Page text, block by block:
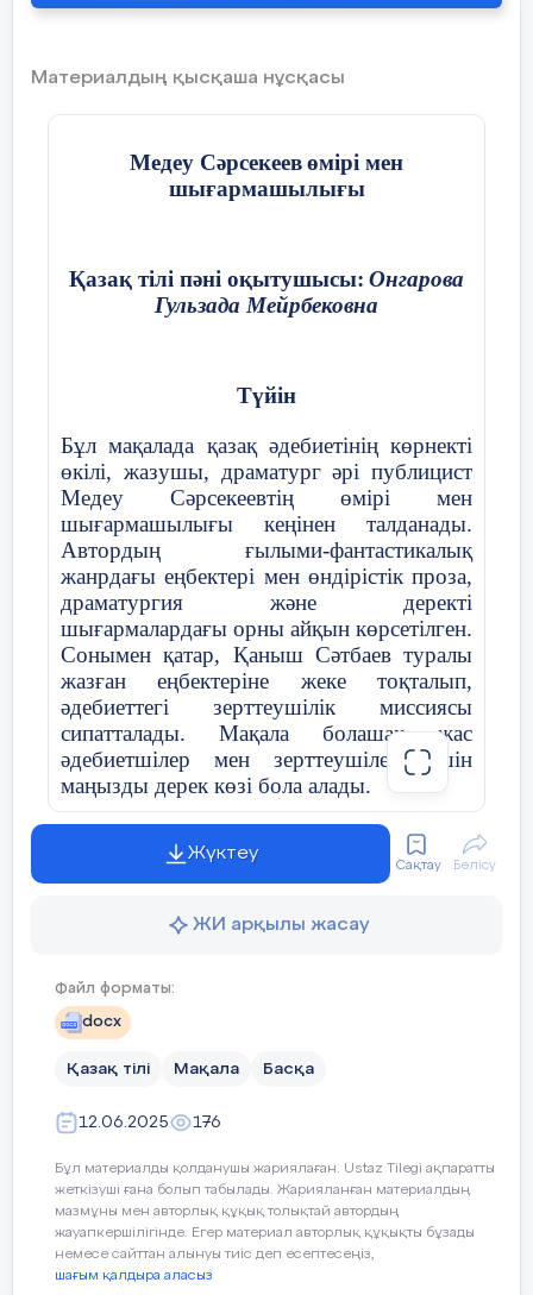
Материалдың қысқаша нұсқасы
Медеу Сәрсекеевөмірі мен
шығармашылығы
Қазақ тілі пәні оқытушысы: Онгарова
Гульзада Мейрбековна
Түйін
Бұл мақалада қазақ әдебиетінің көрнекті
өкілі, жазушы, драматург әрі публицист
Медеу Сәрсекеевтің өмірі мен
шығармашылығы кеңінен талданады.
Автордың ғылыми-фантастикалық
жанрдағы еңбектері мен өндірістік проза,
драматургия және деректі
шығармалардағы орны айқын көрсетілген.
Сонымен қатар, Қаныш Сәтбаев туралы
жазған еңбектеріне жеке тоқталып,
әдебиеттегі зерттеушілік миссиясы
сипатталады. Мақала болашақ жас
әдебиетшілер мен зерттеушілер үшін
маңызды дерек көзі бола алады.
В этой статье широко анализируются
представителя казахской литературы,
писателя, драматурга и публициста Медеу
Сарсекеева. Ярко выражено место автора
жанра и в произведениях промышленной
прозы, драматургии и документальных
произведениях. Кроме того, он отдельно
остановился на произведениях о Каныше
Сатпаеве и описал исследовательскую
миссию в литературе. Статья может стать
важным источником для будущих
молодых литераторов и исследователей.
Жүктеу
Сақтау Бөлісу
ЖИ арқылы жасау
Файл форматы:
docx
Қазақ тілі Мақала Басқа
12.06.2025 176
Бұл материалды қолданушы жариялаған. Ustaz Tilegi ақпаратты
жеткізуші ғана болып табылады. Жарияланған материалдың
мазмұны мен авторлық құқық толықтай автордың
жауапкершілігінде. Егер материал авторлық құқықты бұзады
немесе сайттан алынуы тиіс деп есептесеңіз,
шағым қалдыра аласыз